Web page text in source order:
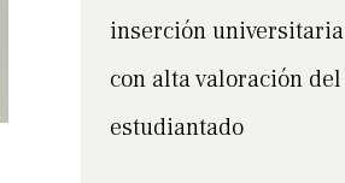
inserción universitaria
con alta valoración del
estudiantado